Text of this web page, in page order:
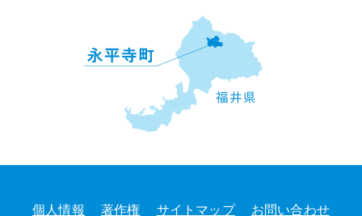
個人情報 著作権 サイトマップ お問い合わせ